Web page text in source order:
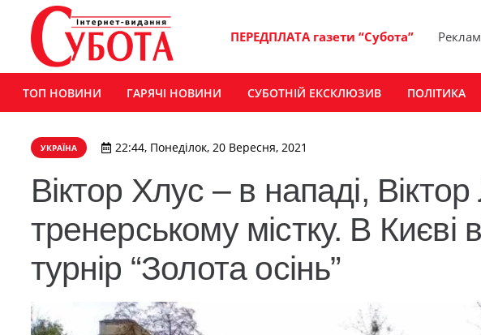
ПЕРЕДПЛАТА газети “Субота”
ТОП НОВИНИ ГАРЯЧІ НОВИНИ СУБОТНІЙ ЕКСКЛЮЗИВ ПОЛІТИКА
УКРАЇНА 22:44, Понеділок, 20 Вересня, 2021
Віктор Хлус – в нападі,
тренерському містку. В Києві
турнір “Золота осінь”